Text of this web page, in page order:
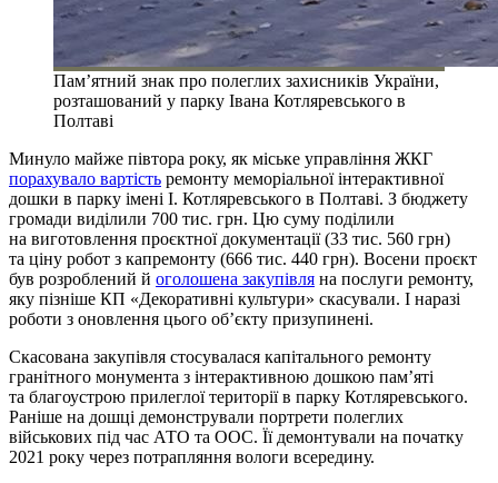
Пам’ятний знак про полеглих захисників України,
розташований у парку Івана Котляревського в
Полтаві
Минуло майже півтора року, як міське управління ЖКГ
порахувало вартість ремонту меморіальної інтерактивної
дошки в парку імені І. Котляревського в Полтаві. З бюджету
громади виділили 700 тис. грн. Цю суму поділили
на виготовлення проєктної документації (33 тис. 560 грн)
та ціну робот з капремонту (666 тис. 440 грн). Восени проєкт
був розроблений й оголошена закупівля на послуги ремонту,
яку пізніше КП «Декоративні культури» скасували. І наразі
роботи з оновлення цього об’єкту призупинені.
Скасована закупівля стосувалася капітального ремонту
гранітного монумента з інтерактивною дошкою пам’яті
та благоустрою прилеглої території в парку Котляревського.
Раніше на дошці демонстрували портрети полеглих
військових під час АТО та ООС. Її демонтували на початку
2021 року через потрапляння вологи всередину.